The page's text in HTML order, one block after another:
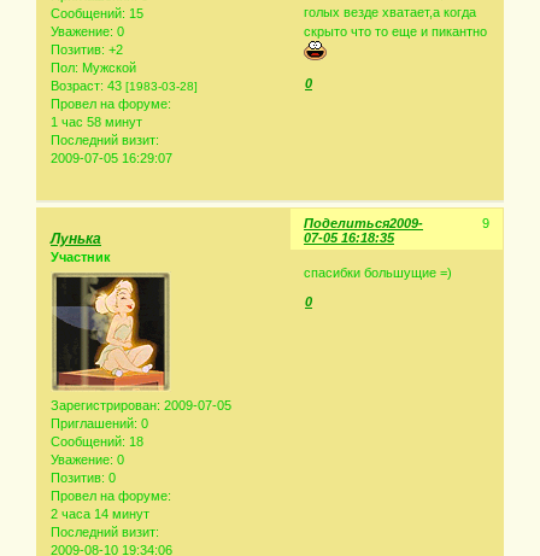
Сообщений: 15
Уважение: 0
Позитив: +2
Пол: Мужской
Возраст: 43 [1983-03-28]
Провел на форуме:
1 час 58 минут
Последний визит:
2009-07-05 16:29:07
голых везде хватает,а когда
скрыто что то еще и пикантно
0
Поделиться 9
2009-
07-05 16:18:35
Лунька
Участник
Зарегистрирован: 2009-07-05
Приглашений: 0
Сообщений: 18
Уважение: 0
Позитив: 0
Провел на форуме:
2 часа 14 минут
Последний визит:
2009-08-10 19:34:06
спасибки большущие =)
0